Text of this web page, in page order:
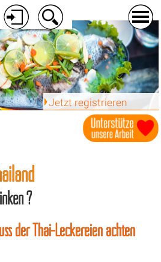
Jetzt registrieren
?
der Thai-Leckereien achten